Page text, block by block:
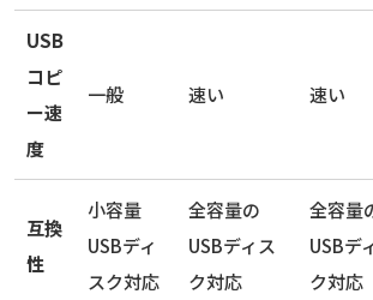
USB
コピ
ー速
度
一般 速い 速い
互換
性
小容量
USBディ
スク対応
全容量の
USBディス
ク対応
全容量
USBデ
ク対応